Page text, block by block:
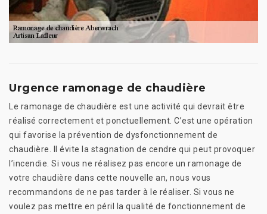
Urgence ramonage de chaudière
Le ramonage de chaudière est une activité qui devrait être
réalisé correctement et ponctuellement. C’est une opération
qui favorise la prévention de dysfonctionnement de
chaudière. Il évite la stagnation de cendre qui peut provoquer
l’incendie. Si vous ne réalisez pas encore un ramonage de
votre chaudière dans cette nouvelle an, nous vous
recommandons de ne pas tarder à le réaliser. Si vous ne
voulez pas mettre en péril la qualité de fonctionnement de